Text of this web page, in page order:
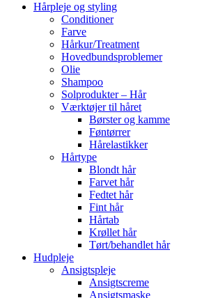
Hårpleje og styling
Conditioner
Farve
Hårkur/Treatment
Hovedbundsproblemer
Olie
Shampoo
Solprodukter – Hår
Værktøjer til håret
Børster og kamme
Føntørrer
Hårelastikker
Hårtype
Blondt hår
Farvet hår
Fedtet hår
Fint hår
Hårtab
Krøllet hår
Tørt/behandlet hår
Hudpleje
Ansigtspleje
Ansigtscreme
Ansigtsmaske